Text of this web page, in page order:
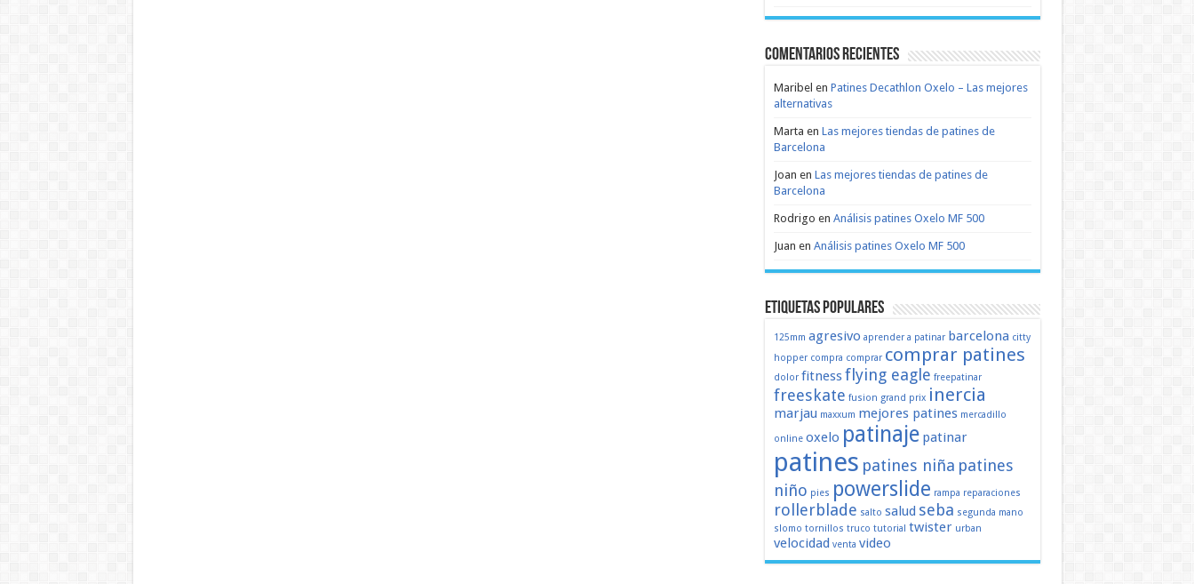
Comentarios recientes
Maribel en Patines Decathlon Oxelo – Las mejores
alternativas
Marta en Las mejores tiendas de patines de
Barcelona
Joan en Las mejores tiendas de patines de
Barcelona
Rodrigo en Análisis patines Oxelo MF 500
Juan en Análisis patines Oxelo MF 500
Etiquetas populares
125mm agresivo aprender a patinar barcelona citty
hopper compra comprar comprar patines
dolor fitnessflying eagle freepatinar
freeskate fusion grand prix inercia
marjau maxxum mejores patines mercadillo
online oxelo patinaje patinar
patines patines niña patines
niño pies powerslide rampa reparaciones
rollerblade salto salud seba segunda mano
slomo tornillos truco tutorial twister urban
velocidad venta video